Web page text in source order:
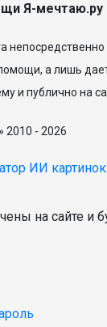
Я-мечтаю.ру
непосредственно
а лишь
и публично на
2010 - 2026
ИИ
на сайте и